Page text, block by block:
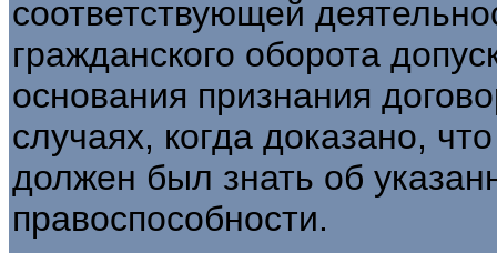
соответствующей
гражданского оборота
основания признания
случаях, когда доказано,
должен был знать об
правоспособности.